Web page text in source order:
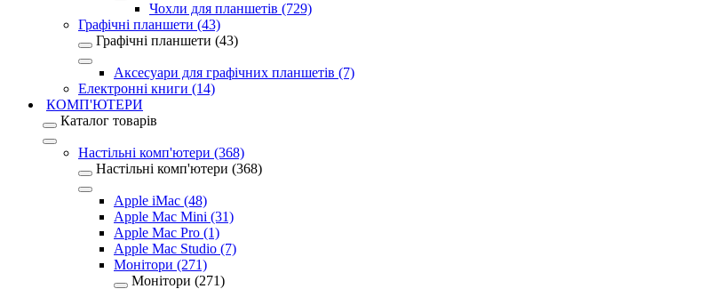
Чохли для планшетів (729)
Графічні планшети (43)
Графічні планшети (43)
Аксесуари для графічних планшетів (7)
Електронні книги (14)
КОМП'ЮТЕРИ
Каталог товарів
Настільні комп'ютери (368)
Настільні комп'ютери (368)
Apple iMac (48)
Apple Mac Mini (31)
Apple Mac Pro (1)
Apple Mac Studio (7)
Монітори (271)
Монітори (271)